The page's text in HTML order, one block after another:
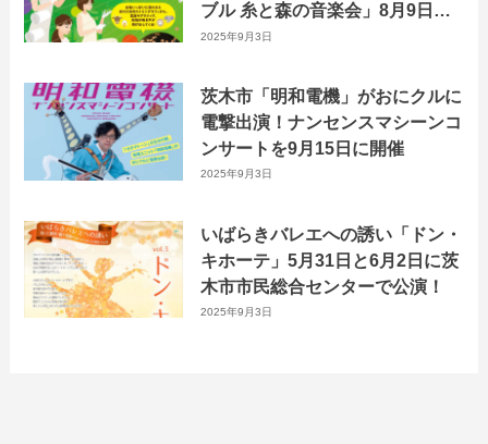
ブル 糸と森の音楽会」8月9日に
おにクルで開催！
2025年9月3日
茨木市「明和電機」がおにクルに
電撃出演！ナンセンスマシーンコ
ンサートを9月15日に開催
2025年9月3日
いばらきバレエへの誘い「ドン・
キホーテ」5月31日と6月2日に茨
木市市民総合センターで公演！
2025年9月3日